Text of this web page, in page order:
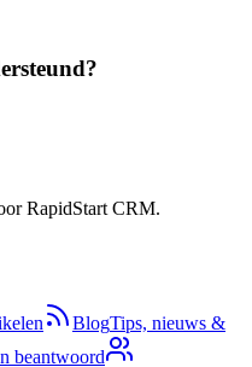
RapidStart CRM.
BlogTips, nieuws &
beantwoord